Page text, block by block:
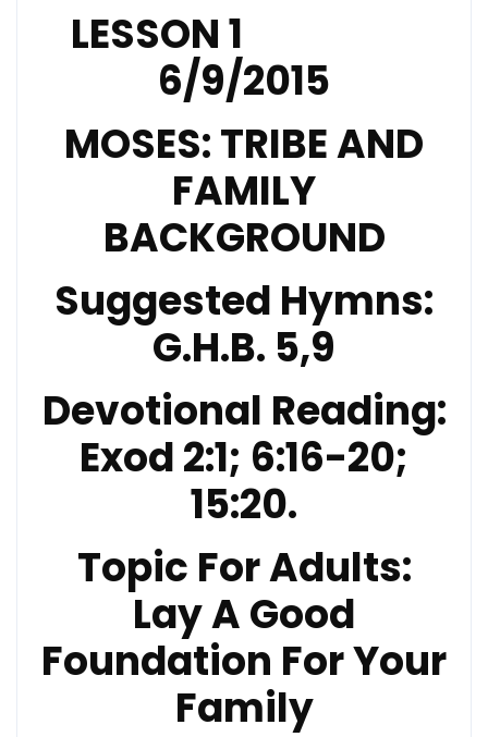
LESSON 1
6/9/2015
MOSES: TRIBE AND
FAMILY
BACKGROUND
Suggested Hymns:
G.H.B. 5,9
Devotional Reading:
Exod 2:1; 6:16-20;
15:20.
Topic For Adults:
Lay A Good
Foundation For Your
Family